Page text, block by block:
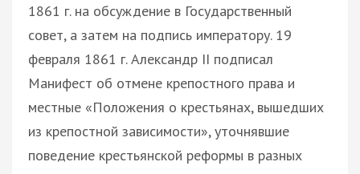
1861 г. на обсуждение в Государственный
совет, а затем на подпись императору. 19
февраля 1861 г. Александр II подписал
Манифест об отмене крепостного права и
местные «Положения о крестьянах, вышедших
из крепостной зависимости», уточнявшие
поведение крестьянской реформы в разных